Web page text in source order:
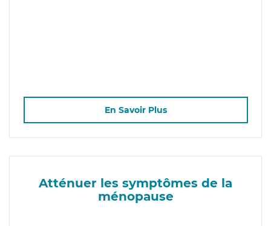
En Savoir Plus
Atténuer les symptômes de la
ménopause